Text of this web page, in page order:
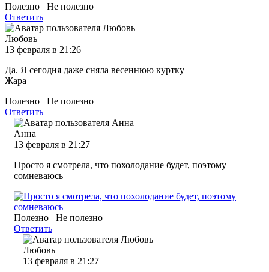
Полезно
Не полезно
Ответить
Любовь
13 февраля в 21:26
Да. Я сегодня даже сняла весеннюю куртку
Жара
Полезно
Не полезно
Ответить
Анна
13 февраля в 21:27
Просто я смотрела, что похолодание будет, поэтому
сомневаюсь
Полезно
Не полезно
Ответить
Любовь
13 февраля в 21:27